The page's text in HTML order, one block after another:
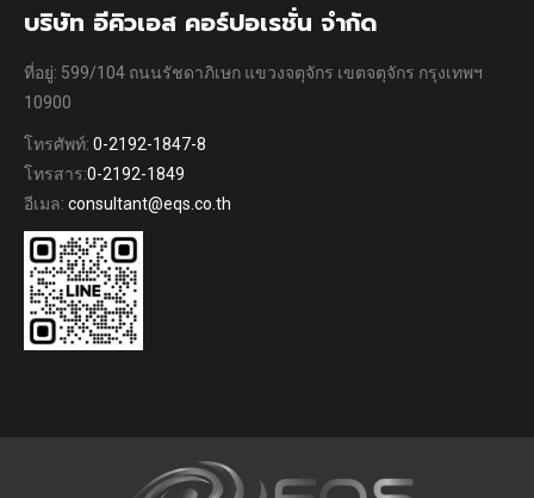
บริษัท อีคิวเอส คอร์ปอเรชั่น จำกัด
ที่อยู่: 599/104 ถนนรัชดาภิเษก แขวงจตุจักร เขตจตุจักร กรุงเทพฯ
10900
โทรศัพท์: 0-2192-1847-8
โทรสาร:0-2192-1849
อีเมล: consultant@eqs.co.th